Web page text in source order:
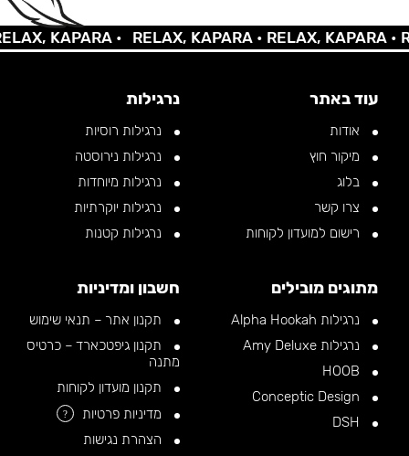
KAPARA • RELAX, KAPARA •RELAX, KAPARA •
עוד באתר
אודות
מיקור חוץ
בלוג
צרו קשר
רישום למועדון לקוחות
נרגילות
נרגילות רוסיות
נרגילות נירוסטה
נרגילות מיוחדות
נרגילות יוקרתיות
נרגילות קטנות
מתוגים מובילים
נרגילות Alpha Hookah
נרגילות Amy Deluxe
חשבון ומדיניות
תקנון אתר – תנאי שימוש
תקנון גיפטכארד – כרטיס
מתנה
תקנון מועדון לקוחות
מדיניות פרטיות
?
הצהרת נגישות